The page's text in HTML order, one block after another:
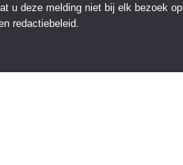
u deze melding niet bij elk bezoek
redactiebeleid.